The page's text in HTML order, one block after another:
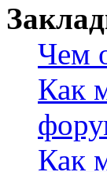
Чем
Как
Как